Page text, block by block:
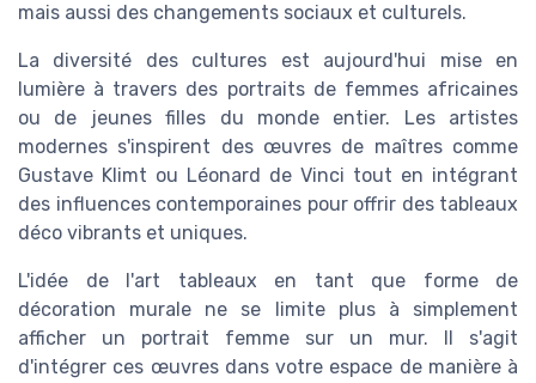
mais aussi des changements sociaux et culturels.
La diversité des cultures est aujourd'hui mise en
lumière à travers des portraits de femmes africaines
ou de jeunes filles du monde entier. Les artistes
modernes s'inspirent des œuvres de maîtres comme
Gustave Klimt ou Léonard de Vinci tout en intégrant
des influences contemporaines pour offrir des tableaux
déco vibrants et uniques.
L'idée de l'art tableaux en tant que forme de
décoration murale ne se limite plus à simplement
afficher un portrait femme sur un mur. Il s'agit
d'intégrer ces œuvres dans votre espace de manière à